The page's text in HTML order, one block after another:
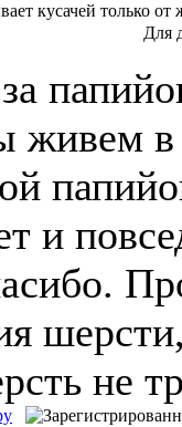
кусачей только от
Для
живем в
и
не